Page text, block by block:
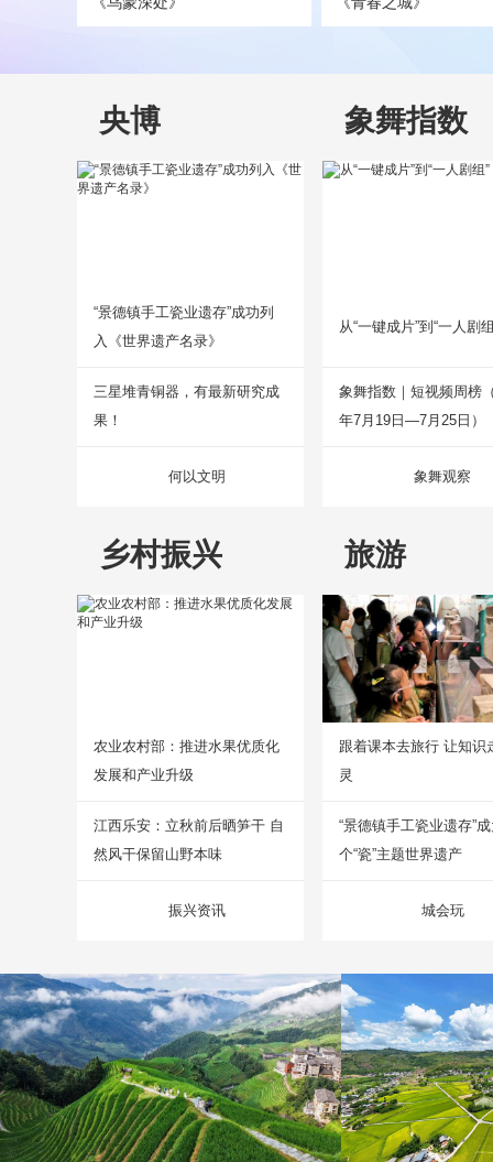
央博
“景德镇手工瓷业遗存”成功列
入《世界遗产名录》
三星堆青铜器，有最新研究成
果！
何以文明
象舞指数
从“一键成片”到“一人剧
象舞指数｜短视频周榜
年7月19日—7月25日）
象舞观察
乡村振兴
农业农村部：推进水果优质化
发展和产业升级
江西乐安：立秋前后晒笋干 自
然风干保留山野本味
振兴资讯
旅游
跟着课本去旅行 让知识
灵
“景德镇手工瓷业遗存”
个“瓷”主题世界遗产
城会玩